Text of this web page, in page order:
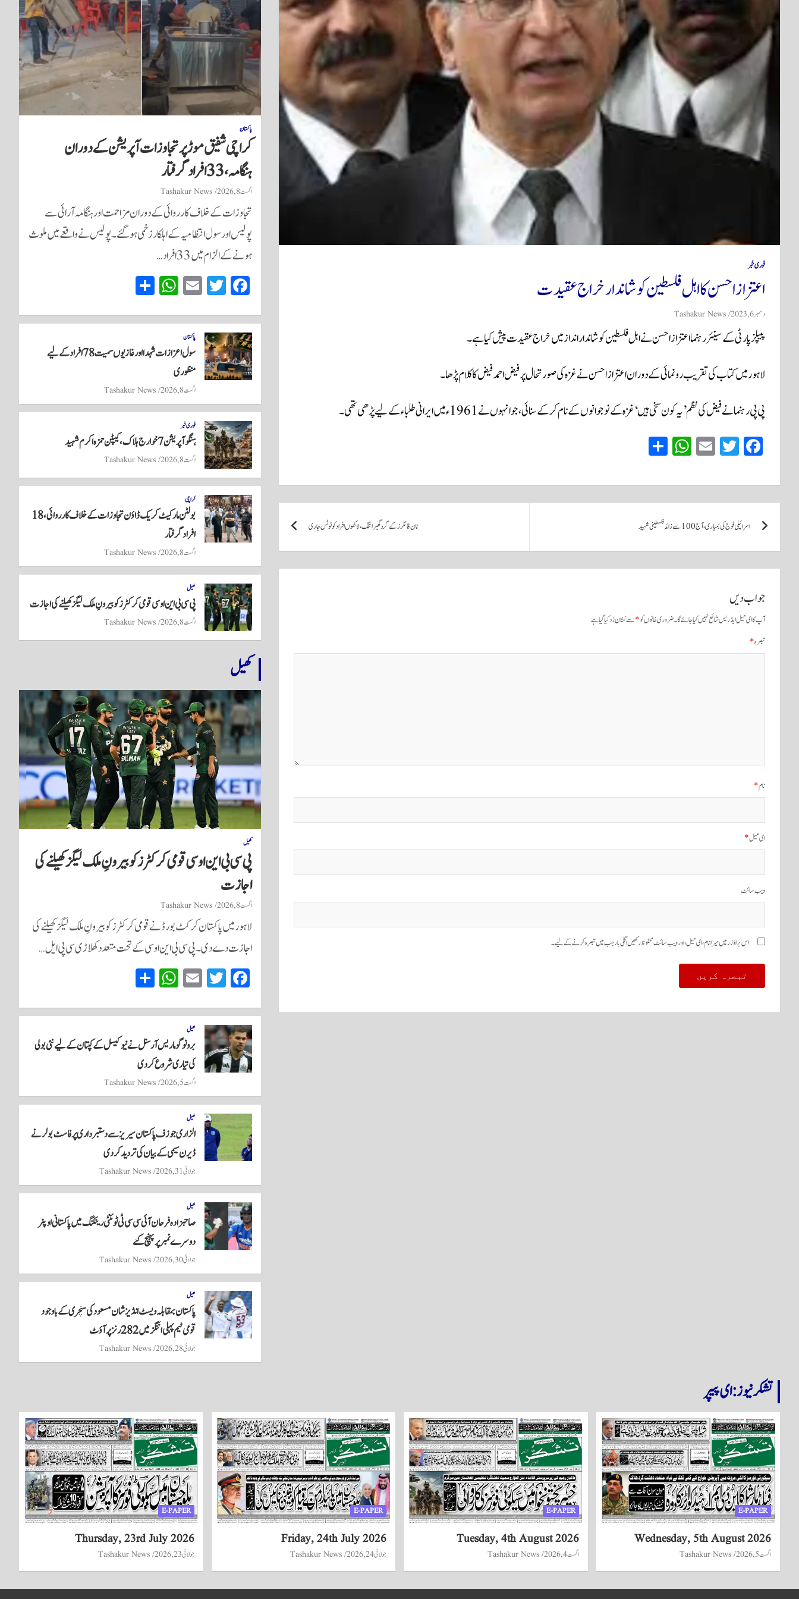
فوری خبر
اعتزاز احسن کا اہل فلسطین کو شاندار خراج عقیدت
دسمبر 6, 2023 Tashakur News
پیپلز پارٹی کے سینئر رہنما اعتزاز احسن نے اہل فلسطین کو شاندار انداز میں خراج عقیدت پیش کیا ہے۔
لاہور میں کتاب کی تقریب رونمائی کے دوران اعتزاز احسن نے غزہ کی صورتحال پر فیض احمد فیض کا کلام پڑھا۔
پی پی رہنما نے فیض کی نظم ’یہ کون سخی ہیں‘ غزہ کے نوجوانوں کے نام کرکے سنائی، جو انہوں نے 1961ء میں ایرانی طلباء کےلیے پڑھی تھی۔
Fa
ce
bo
ok
T
wi
tte
r
E
m
ail
W
ha
ts
A
pp
re
پوسٹوں
نیویگیشن
اسرائیلی فوج کی بمباری، آج 100 سے زائد فلسطینی شہید نان فائلرز کے گرد گھیرا تنگ،لاکھوں افرادکو نوٹس جاری
جواب دیں
آپ کا ای میل ایڈریس شائع نہیں کیا جائے گا۔ضروری خانوں کو*سے نشان زد کیا گیا ہے
تبصرہ*
نام*
ای میل*
ویب‌ سائٹ
اس براؤزر میں میرا نام، ای میل، اور ویب سائٹ محفوظ رکھیں اگلی بار جب میں تبصرہ کرنے کےلیے۔
پاکستان
کراچی شفیق موڑ پر تجاوزات آپریشن کے دوران
ہنگامہ، 33 افراد گرفتار
اگست 8, 2026 Tashakur News
تجاوزات کے خلاف کارروائی کے دوران مزاحمت اور ہنگامہ آرائی سے
پولیس اور سول انتظامیہ کے اہلکار زخمی ہوگئے۔ پولیس نے واقعے میں ملوث
ہونے کے الزام میں 33 افراد…
Fa
ce
bo
ok
T
wi
tte
r
E
m
ail
W
ha
ts
A
pp
re
پاکستان
سول اعزازات شہدا اور غازیوں سمیت 78 افراد کے لیے
منظوری
اگست 8, 2026 Tashakur News
فوری خبر
ہنگو آپریشن 7 خوارج ہلاک، کیپٹن حمزہ اکرم شہید
اگست 8, 2026 Tashakur News
کراچی
بولٹن مارکیٹ کریک ڈاؤن تجاوزات کے خلاف کارروائی، 18
افراد گرفتار
اگست 8, 2026 Tashakur News
کھیل
پی سی بی این او سی قومی کرکٹرز کو بیرونِ ملک لیگز کھیلنے کی اجازت
اگست 8, 2026 Tashakur News
کھیل
کھیل
پی سی بی این او سی قومی کرکٹرز کو بیرونِ ملک لیگز کھیلنے کی
اجازت
اگست 8, 2026 Tashakur News
لاہور میں پاکستان کرکٹ بورڈ نے قومی کرکٹرز کو بیرونِ ملک لیگز کھیلنے کی
اجازت دے دی۔ پی سی بی این او سی کے تحت متعدد کھلاڑی سی پی ایل…
Fa
ce
bo
ok
T
wi
tte
r
E
m
ail
W
ha
ts
A
pp
re
کھیل
برونو گوماریس آرسنل نے نیو کیسل کے کپتان کے لیے نئی بولی
کی تیاری شروع کر دی
اگست 5, 2026 Tashakur News
کھیل
الزاری جوزف پاکستان سیریز سے دستبرداری پر فاسٹ بولر نے
ڈیرن سیمی کے بیان کی تردید کر دی
جولائی 31, 2026 Tashakur News
کھیل
صاحبزادہ فرحان آئی سی سی ٹی ٹوئنٹی رینکنگ میں پاکستانی اوپنر
دوسرے نمبر پر پہنچ گئے
جولائی 30, 2026 Tashakur News
کھیل
پاکستان بمقابلہ ویسٹ انڈیز شان مسعود کی سنچری کے باوجود
قومی ٹیم پہلی اننگز میں 282 رنز پر آؤٹ
جولائی 28, 2026 Tashakur News
تشکر نیوز: ای پیپر
E-PAPER
Wednesday, 5th August 2026
اگست 5, 2026 Tashakur News
E-PAPER
Tuesday, 4th August 2026
اگست 4, 2026 Tashakur News
E-PAPER
Friday, 24th July 2026
جولائی 24, 2026 Tashakur News
E-PAPER
Thursday, 23rd July 2026
جولائی 23, 2026 Tashakur News